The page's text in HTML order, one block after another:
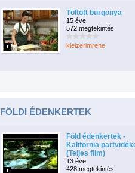
Töltött burgonya
15 éve
572 megtekintés
kleizerimrene
FÖLDI ÉDENKERTEK
Föld édenkertek -
Kalifornia
(Teljes film)
13 éve
428 megtekintés